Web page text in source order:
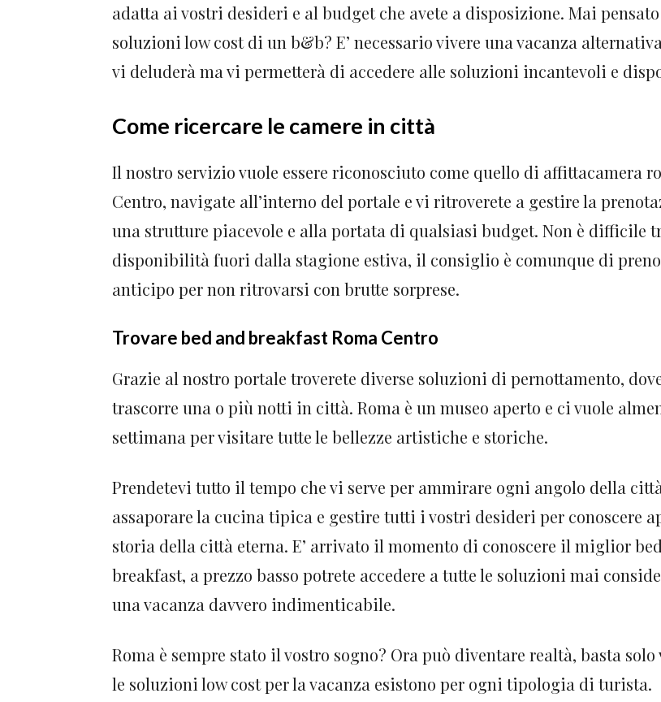
adatta ai vostri desideri e al budget che avete a disposizione. Mai
soluzioni low cost di un b&b? E’ necessario vivere una vacanza
vi deluderà ma vi permetterà di accedere alle soluzioni incantevoli e
Come ricercare le camere in città
Il nostro servizio vuole essere riconosciuto come quello di affittacamera
Centro, navigate all’interno del portale e vi ritroverete a gestire la
una strutture piacevole e alla portata di qualsiasi budget. Non è difficile
disponibilità fuori dalla stagione estiva, il consiglio è comunque di
anticipo per non ritrovarsi con brutte sorprese.
Trovare bed and breakfast Roma Centro
Grazie al nostro portale troverete diverse soluzioni di pernottamento,
trascorre una o più notti in città. Roma è un museo aperto e ci vuole
settimana per visitare tutte le bellezze artistiche e storiche.
Prendetevi tutto il tempo che vi serve per ammirare ogni angolo della
assaporare la cucina tipica e gestire tutti i vostri desideri per conoscere
storia della città eterna. E’ arrivato il momento di conoscere il miglior
breakfast, a prezzo basso potrete accedere a tutte le soluzioni mai
una vacanza davvero indimenticabile.
Roma è sempre stato il vostro sogno? Ora può diventare realtà, basta solo
le soluzioni low cost per la vacanza esistono per ogni tipologia di turista.